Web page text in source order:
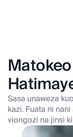
Sasa unaweza
kazi. Fuata ni
viongozi na jinsi